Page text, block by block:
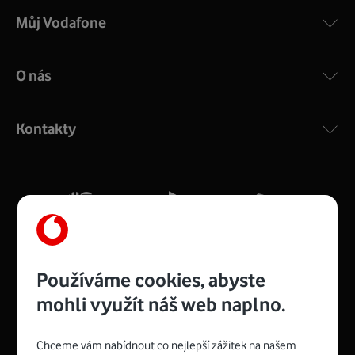
COMPAL CH7465VF
silný signál pro celou domácnost. Kompaktní rozměry 21
Více o COMPAL CH7465VF
Můj Vodafone
O nás
Kontakty
Používáme cookies, abyste
mohli využít náš web naplno.
Chceme vám nabídnout co nejlepší zážitek na našem